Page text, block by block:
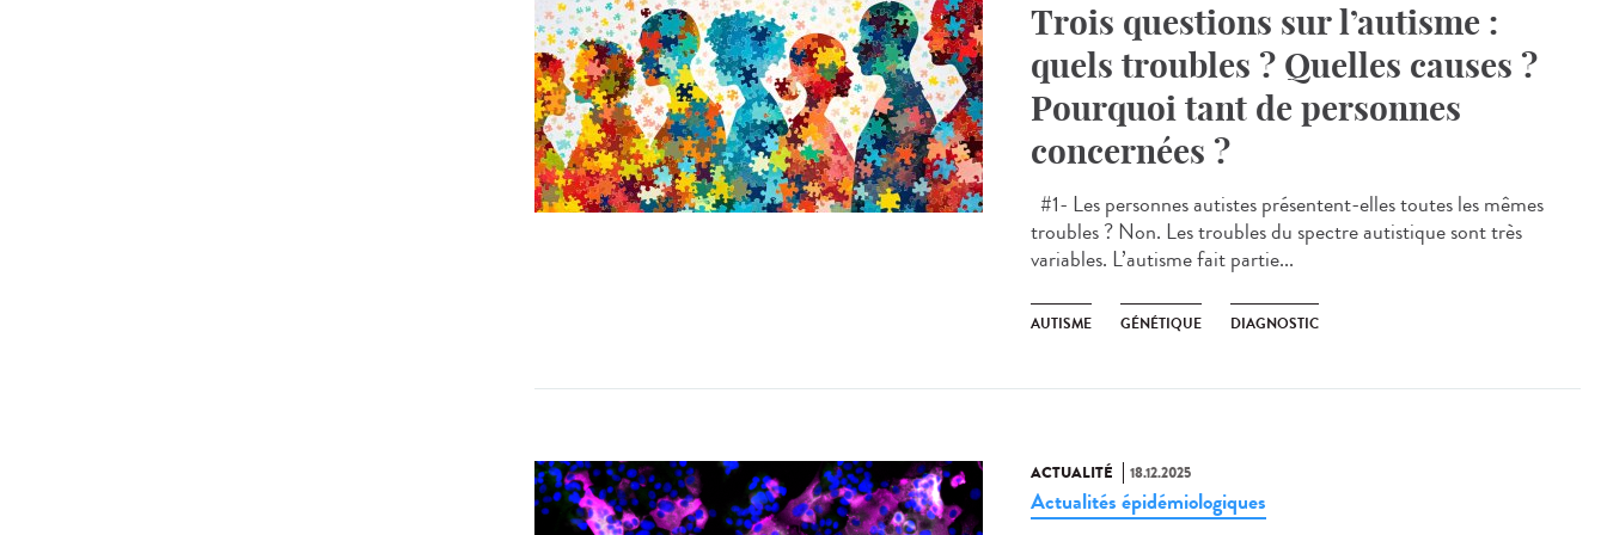
Trois questions sur l’autisme :
quels troubles ? Quelles causes ?
Pourquoi tant de personnes
concernées ?
#1- Les personnes autistes présentent-elles toutes les mêmes
troubles ? Non. Les troubles du spectre autistique sont très
variables. L’autisme fait partie...
AUTISME GÉNÉTIQUE DIAGNOSTIC
ACTUALITÉ 18.12.2025
Actualités épidémiologiques